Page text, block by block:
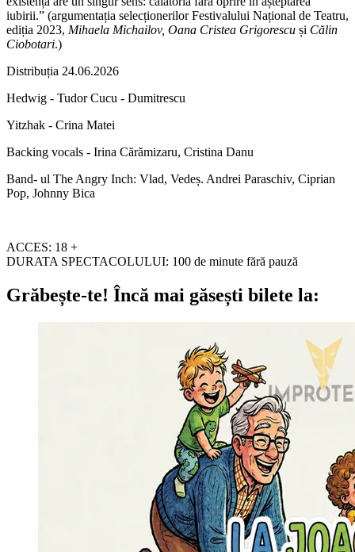
iubirii.” (argumentația selecționerilor Festivalului Național de Teatru,
ediția 2023, Mihaela Michailov, Oana Cristea Grigorescu și Călin
Ciobotari.)
Distribuția 24.06.2026
Hedwig - Tudor Cucu - Dumitrescu
Yitzhak - Crina Matei
Backing vocals - Irina Cărămizaru, Cristina Danu
Band- ul The Angry Inch: Vlad, Vedeș. Andrei Paraschiv, Ciprian
Pop, Johnny Bica
ACCES: 18 +
DURATA SPECTACOLULUI: 100 de minute fără pauză
Grăbește-te! Încă mai găsești bilete la: